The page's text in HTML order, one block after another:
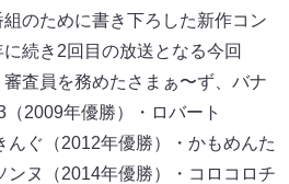
のために書き下ろした新作コン
続き2回目の放送となる今回
査員を務めたさまぁ〜ず、バナ
2009年優勝）・ロバート
んぐ（2012年優勝）・かもめんた
ンヌ（2014年優勝）・コロコロチ